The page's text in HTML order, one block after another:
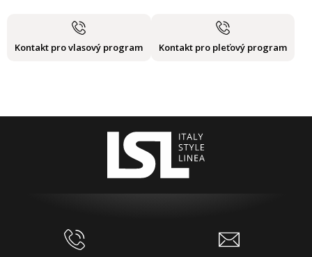
Kontakt pro vlasový program Kontakt pro pleťový program